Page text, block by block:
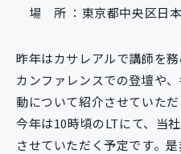
イベント・セミナー
ニュース
採用情報
場 所 ：東京都中央区日
昨年はカサレアルで講師を
カンファレンスでの登壇や
動について紹介させていただ
今年は10時頃のLTにて、当
させていただく予定です。